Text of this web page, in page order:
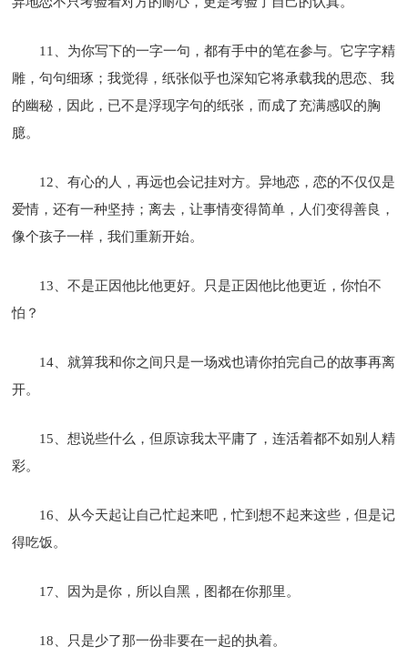
11、为你写下的一字一句，都有手中的笔在参与。它字字精
雕，句句细琢；我觉得，纸张似乎也深知它将承载我的思恋、我
的幽秘，因此，已不是浮现字句的纸张，而成了充满感叹的胸
臆。
12、有心的人，再远也会记挂对方。异地恋，恋的不仅仅是
爱情，还有一种坚持；离去，让事情变得简单，人们变得善良，
像个孩子一样，我们重新开始。
13、不是正因他比他更好。只是正因他比他更近，你怕不
怕？
14、就算我和你之间只是一场戏也请你拍完自己的故事再离
开。
15、想说些什么，但原谅我太平庸了，连活着都不如别人精
彩。
16、从今天起让自己忙起来吧，忙到想不起来这些，但是记
得吃饭。
17、因为是你，所以自黑，图都在你那里。
18、只是少了那一份非要在一起的执着。